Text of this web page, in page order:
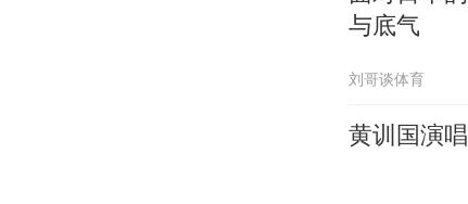
与底气
刘哥谈体育
黄训国演